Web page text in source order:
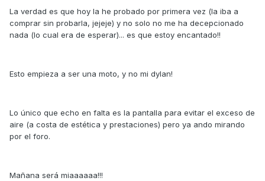
La verdad es que hoy la he probado por primera vez (la iba a
comprar sin probarla, jejeje) y no solo no me ha decepcionado
nada (lo cual era de esperar)... es que estoy encantado!!
Esto empieza a ser una moto, y no mi dylan!
Lo único que echo en falta es la pantalla para evitar el exceso de
aire (a costa de estética y prestaciones) pero ya ando mirando
por el foro.
Mañana será miaaaaaa!!!